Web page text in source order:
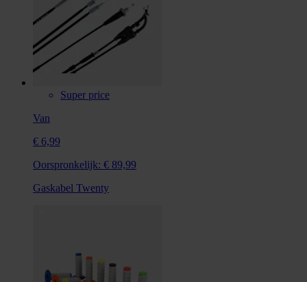
Super price
Van
€ 6,99
Oorspronkelijk: € 89,99
Gaskabel Twenty